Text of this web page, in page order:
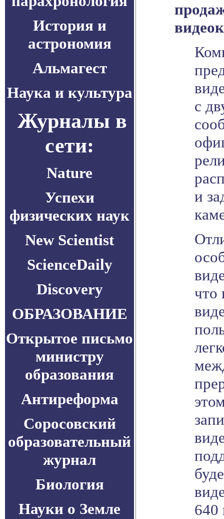
История и
астрономия
Альмагест
Наука и культура
Журналы в
сети:
Nature
Успехи
физических наук
New Scientist
ScienceDaily
Discovery
ОБРАЗОВАНИЕ
Открытое письмо
министру
образования
Антиреформа
Соросовский
образовательный
журнал
Биология
Науки о Земле
с
и
что
640